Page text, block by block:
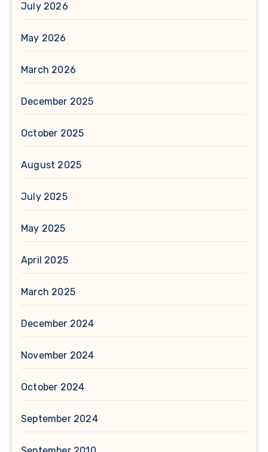
July 2026
May 2026
March 2026
December 2025
October 2025
August 2025
July 2025
May 2025
April 2025
March 2025
December 2024
November 2024
October 2024
September 2024